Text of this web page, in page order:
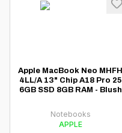
Apple MacBook Neo MHFH
4LL/A 13" Chip A18 Pro 25
6GB SSD 8GB RAM - Blush
Notebooks
APPLE